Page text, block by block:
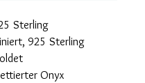
Sterling
925 Sterling
Onyx